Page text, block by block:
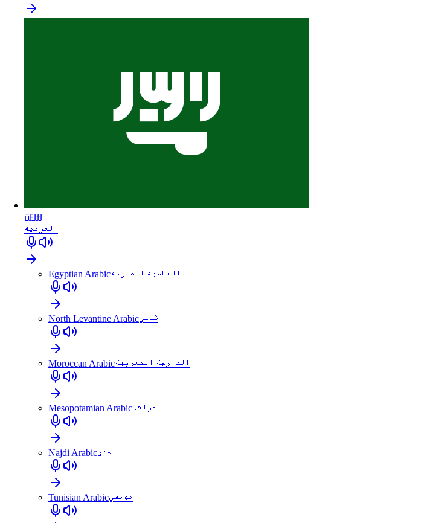
ߊߙߊߓߎ߫
العربية
Egyptian Arabicالعامية المصرية
North Levantine Arabicشامي
Moroccan Arabicالدارجة المغربية
Mesopotamian Arabicعراقي
Najdi Arabicنجدي
Tunisian Arabicتونسي